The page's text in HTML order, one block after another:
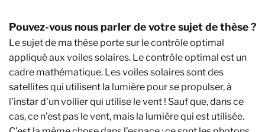
Pouvez-vous nous parler de votre sujet de thèse ?
Le sujet de ma thèse porte sur le contrôle optimal
appliqué aux voiles solaires. Le contrôle optimal est un
cadre mathématique. Les voiles solaires sont des
satellites qui utilisent la lumière pour se propulser, à
l'instar d'un voilier qui utilise le vent ! Sauf que, dans ce
cas, ce n’est pas le vent, mais la lumière qui est utilisée.